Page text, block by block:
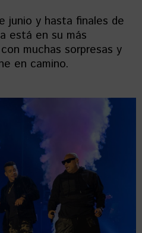
junio y hasta finales de
está en su más
muchas sorpresas y
en camino.